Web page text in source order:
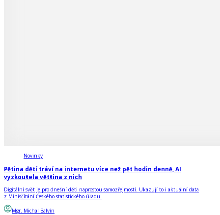
Novinky
Pětina dětí tráví na internetu více než pět hodin denně, AI
vyzkoušela většina z nich
Digitální svět je pro dnešní děti naprostou samozřejmostí. Ukazují to i aktuální data
z Minisčítání Českého statistického úřadu.
Mgr. Michal Balvín